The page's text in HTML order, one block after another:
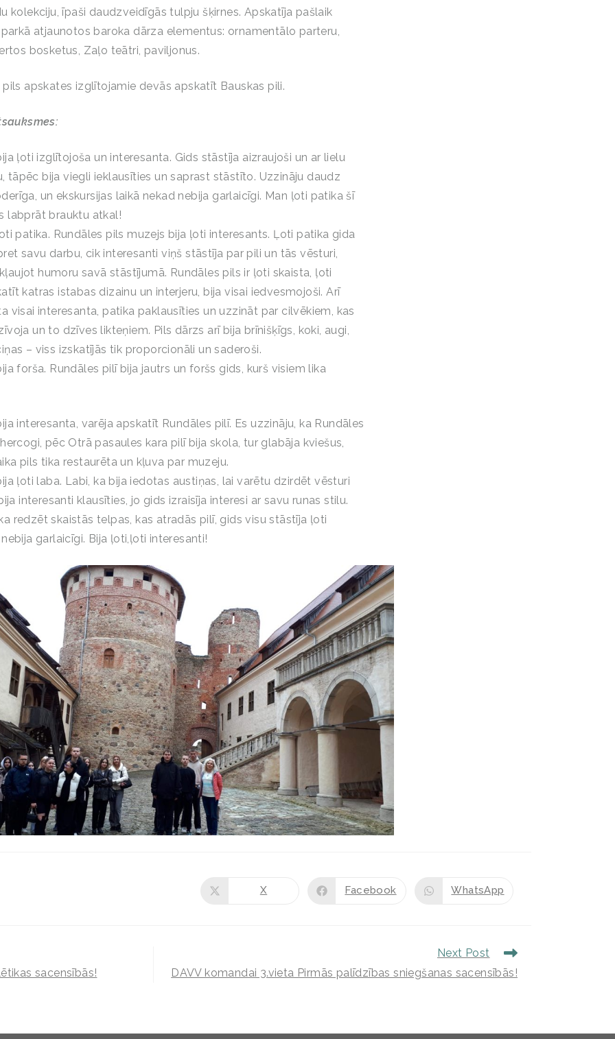
kolekciju, īpaši daudzveidīgās tulpju šķirnes. Apskatīja pašlaik
atjaunotos baroka dārza elementus: ornamentālo parteru,
bosketus, Zaļo teātri, paviljonus.
pils apskates izglītojamie devās apskatīt Bauskas pili.
ļoti izglītojoša un interesanta. Gids stāstīja aizraujoši un ar lielu
tāpēc bija viegli ieklausīties un saprast stāstīto. Uzzināju daudz
un ekskursijas laikā nekad nebija garlaicīgi. Man ļoti patika šī
labprāt brauktu atkal!
patika. Rundāles pils muzejs bija ļoti interesants. Ļoti patika gida
savu darbu, cik interesanti viņš stāstīja par pili un tās vēsturi,
humoru savā stāstījumā. Rundāles pils ir ļoti skaista, ļoti
katras istabas dizainu un interjeru, bija visai iedvesmojoši. Arī
visai interesanta, patika paklausīties un uzzināt par cilvēkiem, kas
un to dzīves likteņiem. Pils dārzs arī bija brīnišķīgs, koki, augi,
– viss izskatījās tik proporcionāli un saderoši.
forša. Rundāles pilī bija jautrs un foršs gids, kurš visiem lika
interesanta, varēja apskatīt Rundāles pilī. Es uzzināju, ka Rundāles
pēc Otrā pasaules kara pilī bija skola, tur glabāja kviešus,
pils tika restaurēta un kļuva par muzeju.
ļoti laba. Labi, ka bija iedotas austiņas, lai varētu dzirdēt vēsturi
interesanti klausīties, jo gids izraisīja interesi ar savu runas stilu.
redzēt skaistās telpas, kas atradās pilī, gids visu stāstīja ļoti
garlaicīgi. Bija ļoti,ļoti interesanti!
X Facebook WhatsApp
sacensībās!
Next Post
DAVV komandai 3.vieta Pirmās palīdzības sniegšanas sacensībās!